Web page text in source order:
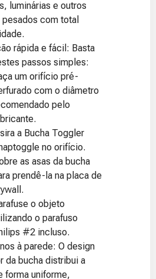
luminárias e outros
com total
rápida e fácil: Basta
passos simples:
um orifício pré-
com o diâmetro
pelo
a Bucha Toggler
no orifício.
as asas da bucha
prendê-la na placa de
o objeto
o parafuso
#2 incluso.
à parede: O design
da bucha distribui a
forma uniforme,